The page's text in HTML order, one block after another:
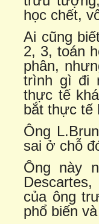
học chết,
Ai cũng
2, 3, toán
phân,
trình gì đi
thực tế
bắt thực tế
Ông
sai ở chỗ
Ông này
của ông
phổ biến